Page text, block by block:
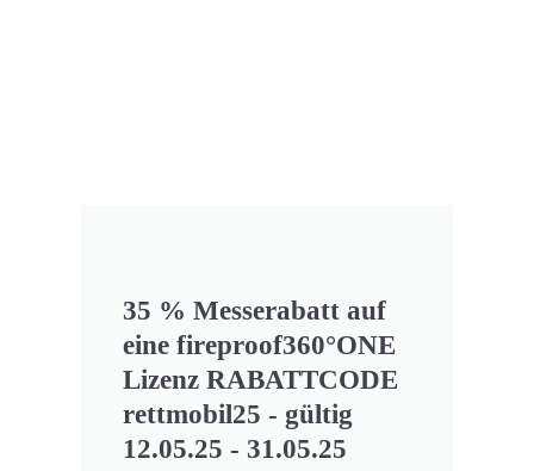
35 % Messerabatt auf
eine fireproof360°ONE
Lizenz RABATTCODE
rettmobil25 - gültig
12.05.25 - 31.05.25